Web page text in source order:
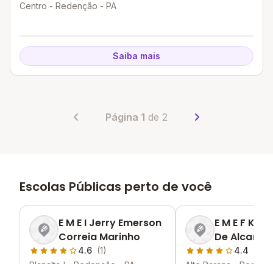
Centro - Redenção - PA
Saiba mais
Página 1 de 2
Escolas Públicas perto de você
E M E I Jerry Emerson
Correia Marinho
4.6 (1)
E M E F
De
4.4